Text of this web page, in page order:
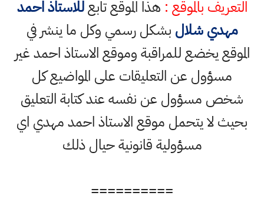
التعريف بالموقع : هذا الموقع تابعللاستاذ احمد
مهدي شلال بشكل رسمي وكل ما ينشر في
الموقع يخضع للمراقبة وموقع الاستاذ احمد غير
مسؤول عن التعليقات على المواضيع كل
شخص مسؤول عن نفسه عند كتابة التعليق
بحيث لا يتحمل موقع الاستاذ احمد مهدي اي
مسؤولية قانونية حيال ذلك
==========